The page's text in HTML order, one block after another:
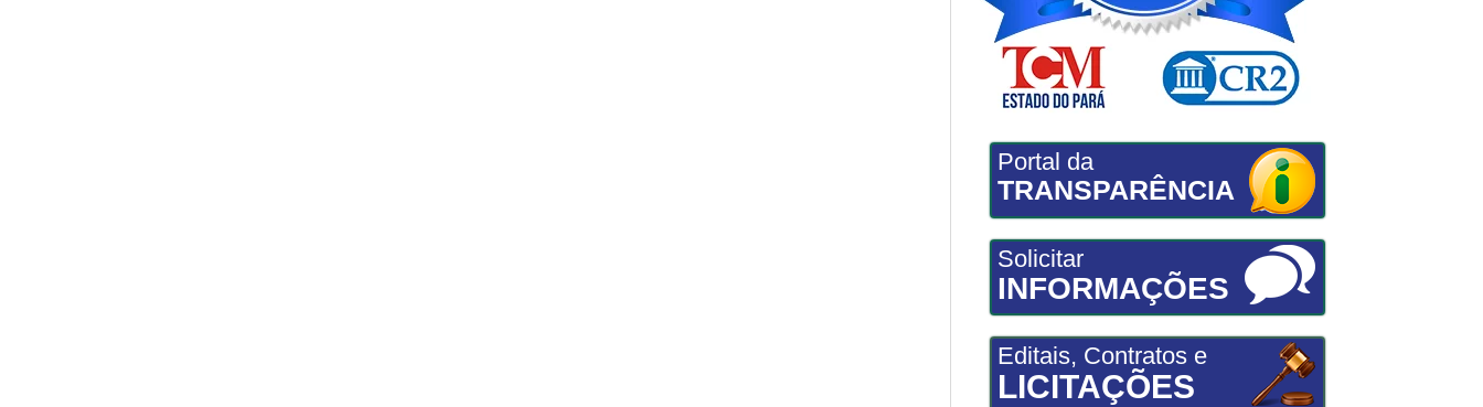
Portal da
TRANSPARÊNCIA
Solicitar
INFORMAÇÕES
Editais, Contratos e
LICITAÇÕES